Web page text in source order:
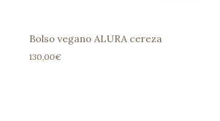
Bolso vegano ALURA cereza
130,00€